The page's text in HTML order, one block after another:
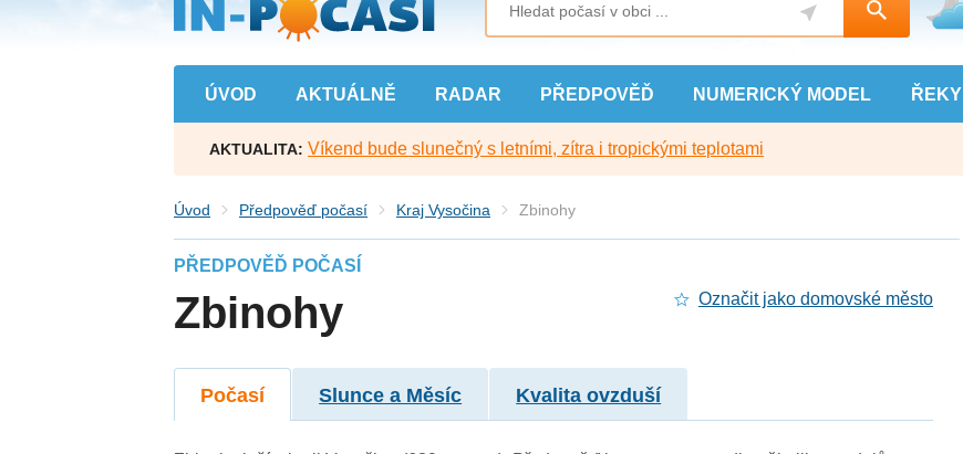
obsah
ÚVOD AKTUÁLNĚ RADAR PŘEDPOVĚĎ NUMERICKÝ MODEL ŘEKY
AKTUALITA: Víkend bude slunečný s letními, zítra i tropickými teplotami
Úvod Předpověď počasí Kraj Vysočina Zbinohy
PŘEDPOVĚĎ POČASÍ
Zbinohy Označit jako domovské město
Počasí Slunce a Měsíc Kvalita ovzduší